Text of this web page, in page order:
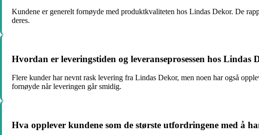
Kundene er generelt fornøyde med produktkvaliteten hos Lindas Dekor. De
deres.
Hvordan er leveringstiden og leveranseprosessen hos Lindas
Flere kunder har nevnt rask levering fra Lindas Dekor, men noen har også
fornøyde når leveringen går smidig.
Hva opplever kundene som de største utfordringene med å